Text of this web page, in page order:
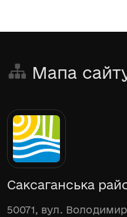
Мапа
Саксаганська
50071, вул.